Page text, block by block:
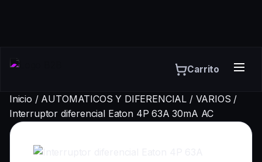
Carrito
Inicio / AUTOMATICOS Y DIFERENCIAL / VARIOS /
Interruptor diferencial Eaton 4P 63A 30mA AC